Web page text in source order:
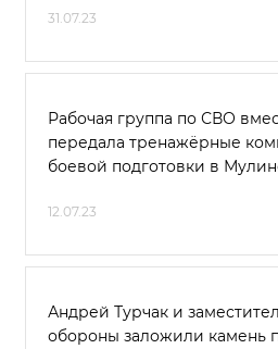
31.07.23
Рабочая группа по СВО
передала тренажёрные
боевой подготовки в
12.07.23
Андрей Турчак и
обороны заложили камень